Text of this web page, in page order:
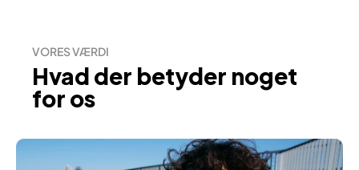
VORES VÆRDI
Hvad der betyder noget
for os